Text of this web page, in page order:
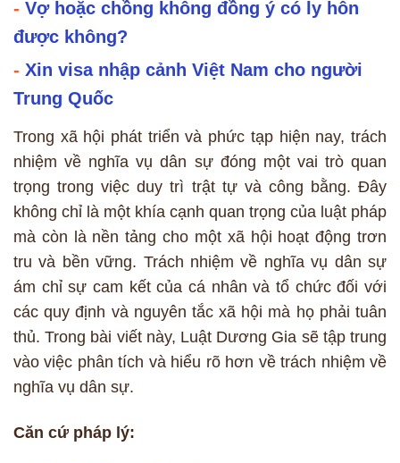
- Vợ hoặc chồng không đồng ý có ly hôn
được không?
- Xin visa nhập cảnh Việt Nam cho người
Trung Quốc
Trong xã hội phát triển và phức tạp hiện nay, trách
nhiệm về nghĩa vụ dân sự đóng một vai trò quan
trọng trong việc duy trì trật tự và công bằng. Đây
không chỉ là một khía cạnh quan trọng của luật pháp
mà còn là nền tảng cho một xã hội hoạt động trơn
tru và bền vững. Trách nhiệm về nghĩa vụ dân sự
ám chỉ sự cam kết của cá nhân và tổ chức đối với
các quy định và nguyên tắc xã hội mà họ phải tuân
thủ. Trong bài viết này, Luật Dương Gia sẽ tập trung
vào việc phân tích và hiểu rõ hơn về trách nhiệm về
nghĩa vụ dân sự.
Căn cứ pháp lý: